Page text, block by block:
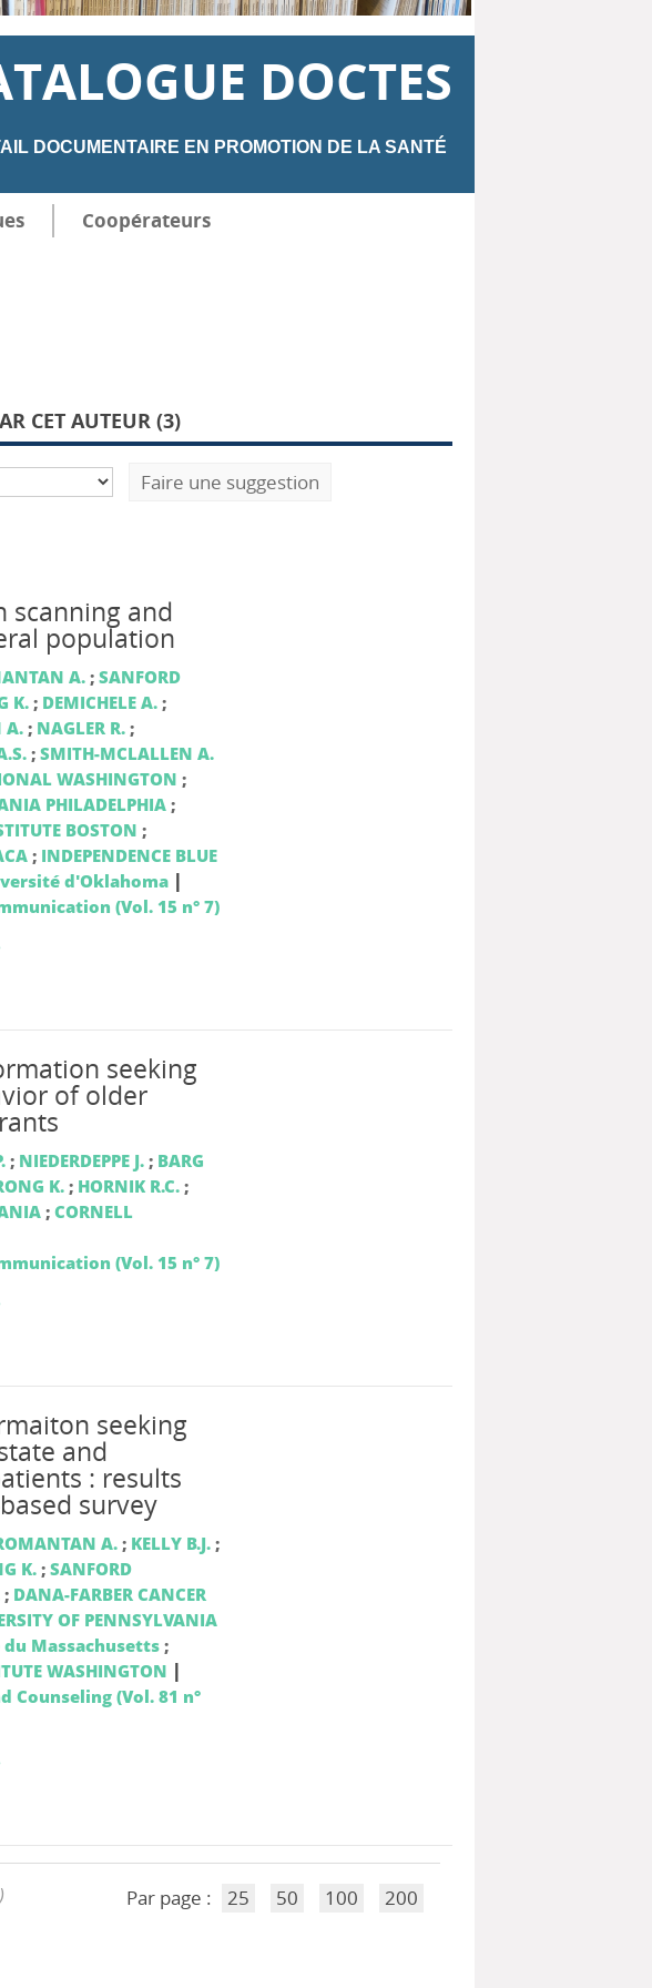
DOCTES
DOCUMENTAIRE EN PROMOTION DE LA SANTÉ
Coopérateurs
CET AUTEUR (3)
Faire une suggestion
scanning and
population
A.; SANFORD
K.; DEMICHELE A.;
A.; NAGLER R.;
; SMITH-MCLALLEN A.
WASHINGTON ;
PHILADELPHIA;
BOSTON ;
; INDEPENDENCE BLUE
d'Oklahoma |
(Vol. 15 n° 7)
seeking
of older
; NIEDERDEPPE J.; BARG
K.; HORNIK R.C.;
; CORNELL
(Vol. 15 n° 7)
seeking
and
: results
survey
A.; KELLY B.J.;
K.; SANFORD
; DANA-FARBER CANCER
OF PENNSYLVANIA
Massachusetts;
WASHINGTON |
Counseling (Vol. 81 n°
Par page : 25 50 100 200